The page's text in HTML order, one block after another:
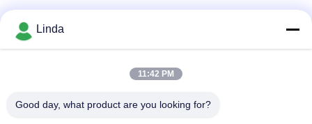
전화
Linda
11:42 PM
Good day, what product are you looking for?